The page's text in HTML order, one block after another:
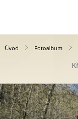
Úvod Fotoalbum